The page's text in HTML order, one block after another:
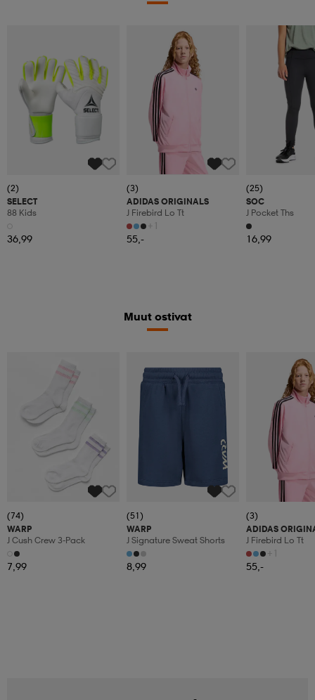
(2)
SELECT
88 Kids
36,99
(3)
ADIDAS ORIGINALS
J Firebird Lo Tt
+1
55,-
(25)
SOC
J Pocket Ths
16,99
Muut ostivat
(74)
WARP
J Cush Crew 3-Pack
7,99
(51)
WARP
J Signature Sweat Shorts
8,99
(3)
ADIDAS
J Firebird Lo Tt
+1
55,-